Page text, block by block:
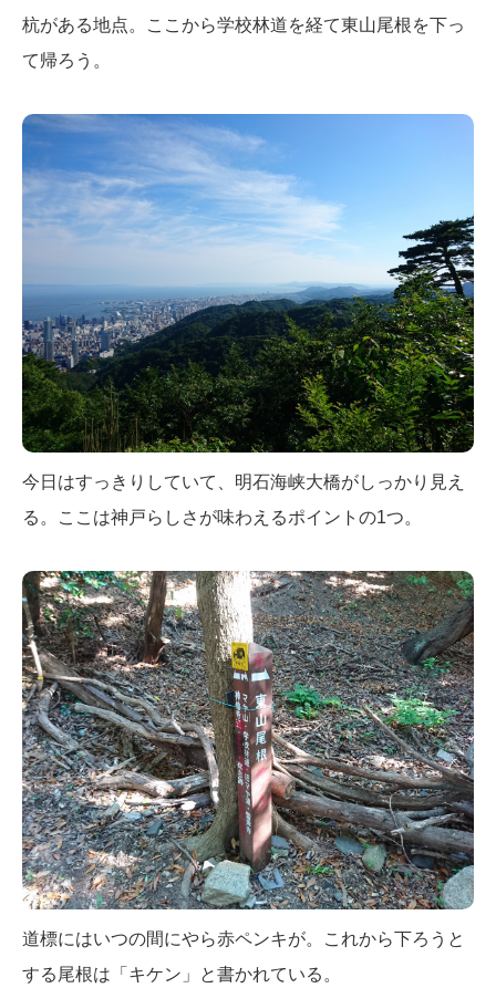
杭がある地点。ここから学校林道を経て東山尾根を下っ
て帰ろう。
今日はすっきりしていて、明石海峡大橋がしっかり見え
る。ここは神戸らしさが味わえるポイントの1つ。
道標にはいつの間にやら赤ペンキが。これから下ろうと
する尾根は「キケン」と書かれている。